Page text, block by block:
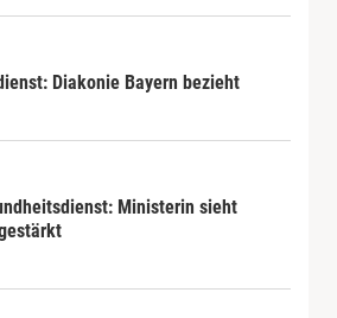
Diakonie Bayern bezieht
Ministerin sieht